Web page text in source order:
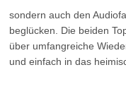
sondern auch den
beglücken. Die beiden
über umfangreiche
und einfach in das